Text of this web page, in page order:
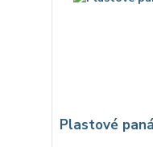
Plastové